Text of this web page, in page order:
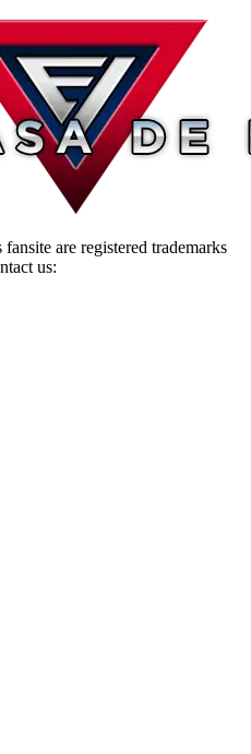
are registered trademarks
us: